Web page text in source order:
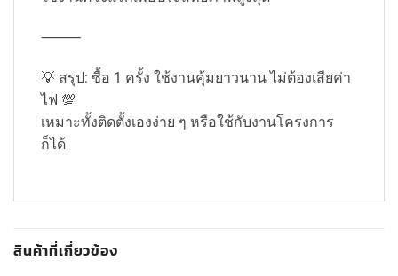
⸻
💡 สรุป: ซื้อ 1 ครั้ง ใช้งานคุ้มยาวนาน ไม่ต้องเสียค่า
ไฟ 💯
เหมาะทั้งติดตั้งเองง่าย ๆ หรือใช้กับงานโครงการ
ก็ได้
สินค้าที่เกี่ยวข้อง